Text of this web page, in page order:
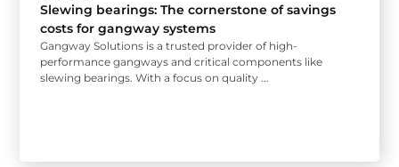
Slewing bearings: The cornerstone of savings
costs for gangway systems
Gangway Solutions is a trusted provider of high-
performance gangways and critical components like
slewing bearings. With a focus on quality ...